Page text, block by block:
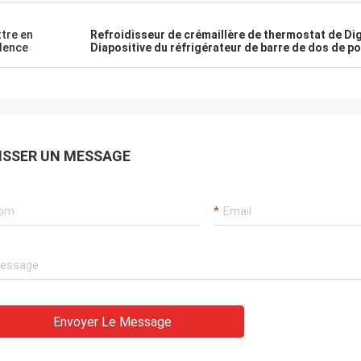
en
Refroidisseur de crémaillère de thermostat de
Diapositive du réfrigérateur de barre de dos de
UN MESSAGE
Envoyer Le Message